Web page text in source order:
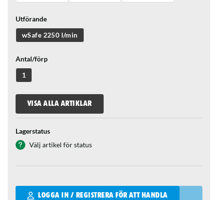
Utförande
wSafe 2250 l/min
Antal/förp
1
VISA ALLA ARTIKLAR
Lagerstatus
Välj artikel för status
LOGGA IN / REGISTRERA FÖR ATT HANDLA
Qantity